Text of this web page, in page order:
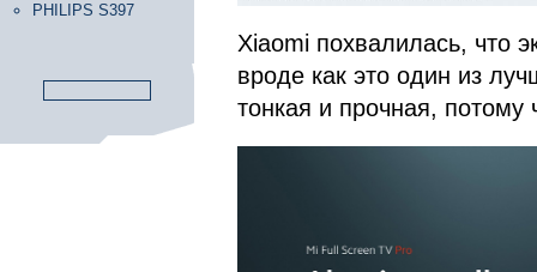
PHILIPS S397
Xiaomi похвалилась, что
вроде как это один из
тонкая и прочная,